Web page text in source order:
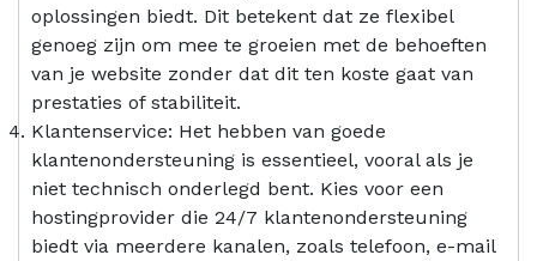
oplossingen biedt. Dit betekent dat ze flexibel
genoeg zijn om mee te groeien met de behoeften
van je website zonder dat dit ten koste gaat van
prestaties of stabiliteit.
Klantenservice: Het hebben van goede
klantenondersteuning is essentieel, vooral als je
niet technisch onderlegd bent. Kies voor een
hostingprovider die 24/7 klantenondersteuning
biedt via meerdere kanalen, zoals telefoon, e-mail